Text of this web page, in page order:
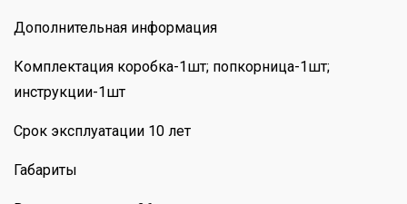
Дополнительная информация
Комплектация коробка-1шт; попкорница-1шт;
инструкции-1шт
Срок эксплуатации 10 лет
Габариты